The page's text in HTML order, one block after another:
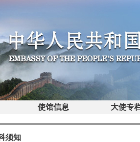
使馆信息 大使专
须知